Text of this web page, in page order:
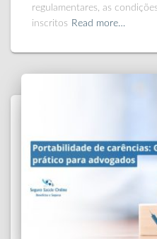
regulamentares, as
inscritos Read more…